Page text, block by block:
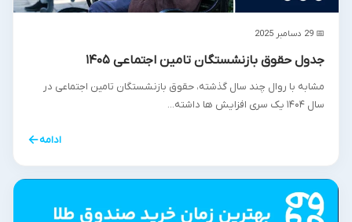
📅 29 دسامبر 2025
جدول حقوق بازنشستگان تامین اجتماعی ۱۴۰۵
مشابه با روال چند سال گذشته، حقوق بازنشستگان تامین اجتماعی در
سال ۱۴۰۴ یک سری افزایش ها داشته...
ادامه←